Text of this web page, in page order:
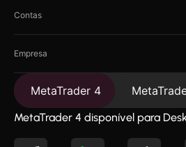
Contas
Empresa
MetaTrader 4
MetaTrader 4 disponível para